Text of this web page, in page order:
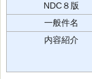
NDC８版
一般件名
内容紹介